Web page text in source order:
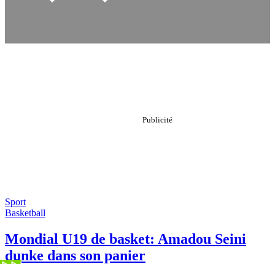
Sport
Basketball
Mondial U19 de basket: Amadou Seini
dunke dans son panier